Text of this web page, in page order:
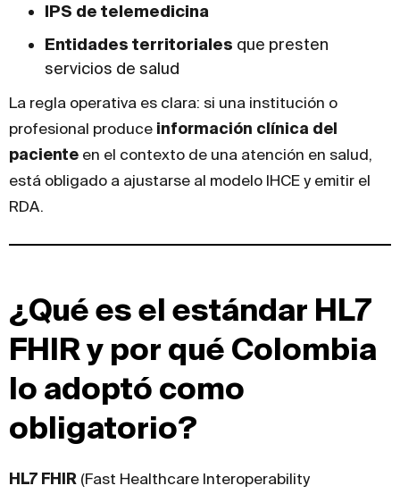
IPS de telemedicina
Entidades territoriales que presten
servicios de salud
La regla operativa es clara: si una institución o
profesional produce información clínica del
paciente en el contexto de una atención en salud,
está obligado a ajustarse al modelo IHCE y emitir el
RDA.
¿Qué es el estándar HL7
FHIR y por qué Colombia
lo adoptó como
obligatorio?
HL7 FHIR (Fast Healthcare Interoperability